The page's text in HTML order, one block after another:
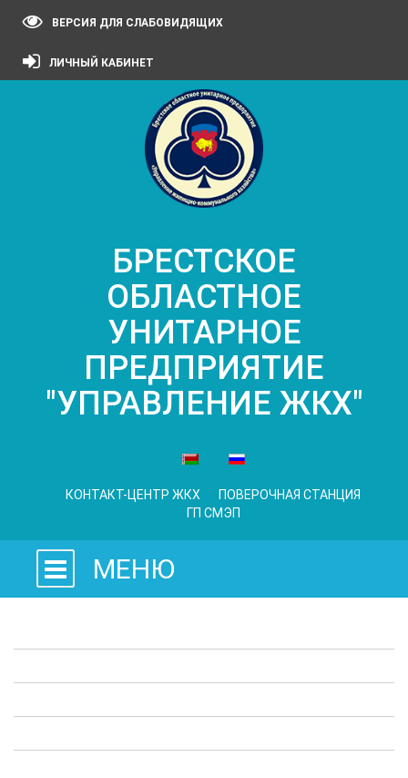
ВЕРСИЯ ДЛЯ СЛАБОВИДЯЩИХ
ЛИЧНЫЙ КАБИНЕТ
БРЕСТСКОЕ
ОБЛАСТНОЕ
УНИТАРНОЕ
ПРЕДПРИЯТИЕ
"УПРАВЛЕНИЕ ЖКХ"
КОНТАКТ-ЦЕНТР ЖКХ
ПОВЕРОЧНАЯ СТАНЦИЯ
ГП СМЭП
МЕНЮ